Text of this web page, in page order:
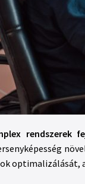
rendszerek
optimalizálását,